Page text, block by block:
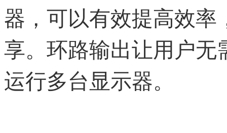
器，可以有效提高效率
享。环路输出让用户无
运行多台显示器。